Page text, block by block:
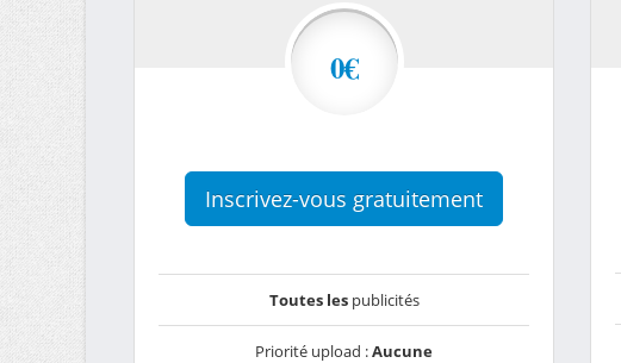
0€
Inscrivez-vous gratuitement
Toutes lespublicités
Priorité upload :Aucune